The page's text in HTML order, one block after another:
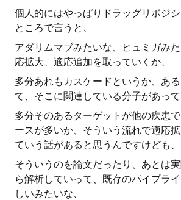
個人的にはやっぱりドラッグリポジ
ところで言うと、
アダリムマブみたいな、ヒュミガみ
応拡大、適応追加を取っていくか、
多分あれもカスケードというか、あ
て、そこに関連している分子があって
多分そのあるターゲットが他の疾患
ースが多いか、そういう流れで適応
ていう話があると思うんですけども、
そういうのを論文だったり、あとは
ら解析していって、既存のパイプラ
しいみたいな、